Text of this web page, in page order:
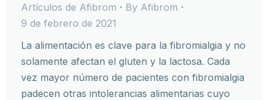
Artículos de Afibrom By Afibrom
9 de febrero de 2021
La alimentación es clave para la fibromialgia y no
solamente afectan el gluten y la lactosa. Cada
vez mayor número de pacientes con fibromialgia
padecen otras intolerancias alimentarias cuyo